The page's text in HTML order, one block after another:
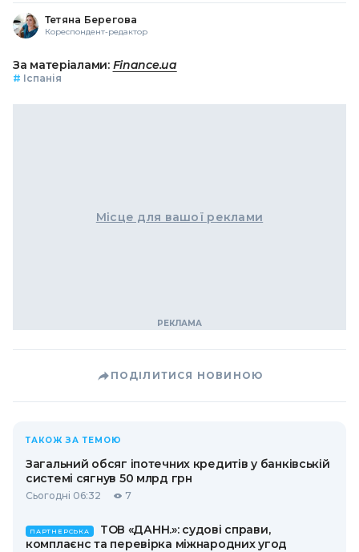
Тетяна Берегова
Кореспондент-редактор
За матеріалами: Finance.ua
# Іспанія
Місце для вашої реклами
ПОДІЛИТИСЯ НОВИНОЮ
ТАКОЖ ЗА ТЕМОЮ
Загальний обсяг іпотечних кредитів у банківській
системі сягнув 50 млрд грн
Сьогодні 06:32 7
ПАРТНЕРСЬКА
ТОВ «ДАНН.»: судові справи,
комплаєнс та перевірка міжнародних угод